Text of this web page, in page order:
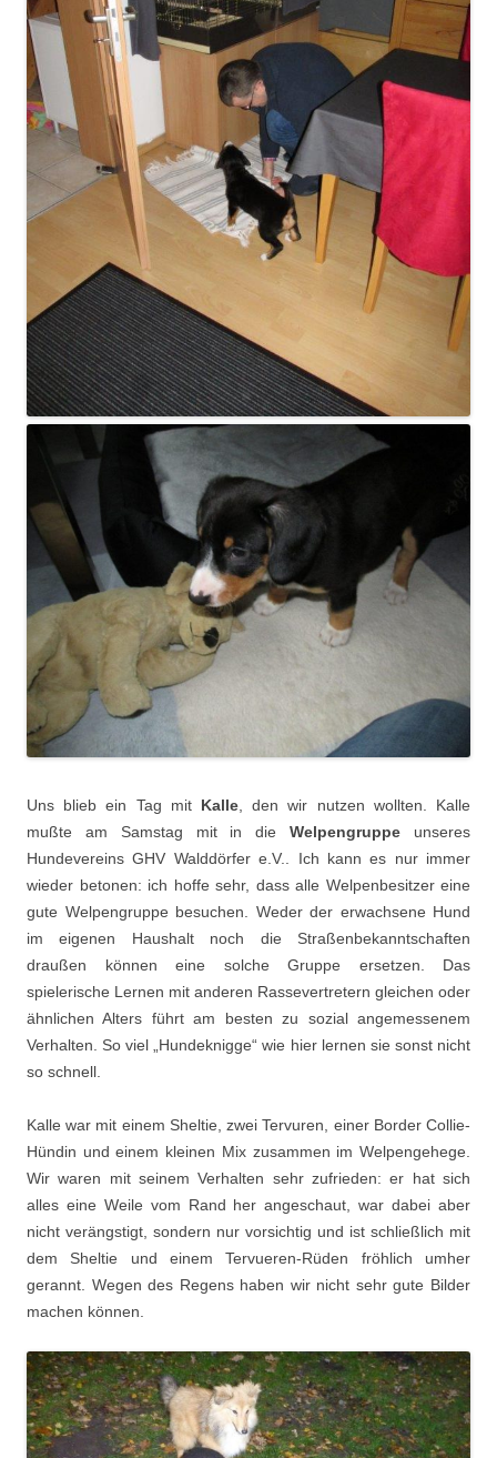
Uns blieb ein Tag mit Kalle , den wir nutzen wollten. Kalle
mußte am Samstag mit in dieWelpengruppe unseres
Hundevereins GHV Walddörfer e.V.. Ich kann es nur immer
wieder betonen: ich hoffe sehr, dass alle Welpenbesitzer eine
gute Welpengruppe besuchen. Weder der erwachsene Hund
im eigenen Haushalt noch die Straßenbekanntschaften
draußen können eine solche Gruppe ersetzen. Das
spielerische Lernen mit anderen Rassevertretern gleichen oder
ähnlichen Alters führt am besten zu sozial angemessenem
Verhalten. So viel „Hundeknigge“ wie hier lernen sie sonst nicht
so schnell.
Kalle war mit einem Sheltie, zwei Tervuren, einer Border Collie-
Hündin und einem kleinen Mix zusammen im Welpengehege.
Wir waren mit seinem Verhalten sehr zufrieden: er hat sich
alles eine Weile vom Rand her angeschaut, war dabei aber
nicht verängstigt, sondern nur vorsichtig und ist schließlich mit
dem Sheltie und einem Tervueren-Rüden fröhlich umher
gerannt. Wegen des Regens haben wir nicht sehr gute Bilder
machen können.